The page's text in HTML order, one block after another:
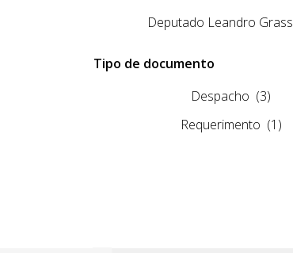
Deputado Leandro Grass
Tipo de documento
Despacho (3)
Requerimento (1)